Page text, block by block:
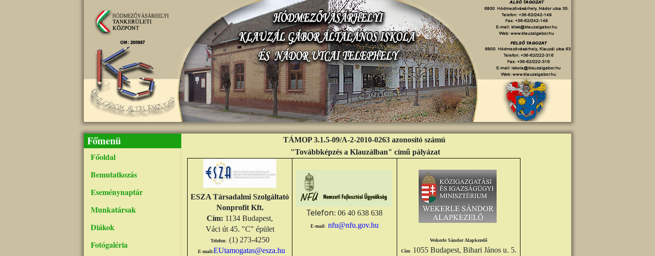
Főmenü
Főoldal
Bemutatkozás
Eseménynaptár
Munkatársak
Diákok
Fotógaléria
TÁMOP 3.1.5-09/A-2-2010-0263azonosító számú
"Továbbképzés a Klauzálban" című pályázat
ESZA Társadalmi Szolgáltató
Nonprofit Kft.
Cím: 1134 Budapest,
Váci út 45. "C" épület
Telefon: (1) 273-4250
E-mail:EUtamogatas@esza.hu
Telefon: 06 40 638 638
E-mail: nfu@nfu.gov.hu
Wekerle Sándor Alapkezelő
Cím: 1055 Budapest, Bihari János u. 5.